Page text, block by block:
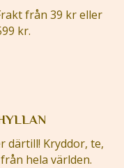
från 39 kr eller
kr.
därtill! Kryddor, te,
hela världen.